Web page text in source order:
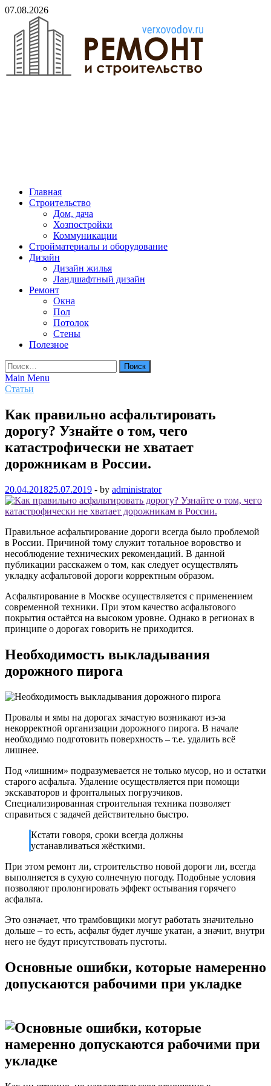
Skip
content
07.08.2026
Главная
Строительство
Дом, дача
Хозпостройки
Коммуникации
Стройматериалы и оборудование
Дизайн
Дизайн жилья
Ландшафтный дизайн
Ремонт
Окна
Пол
Потолок
Стены
Полезное
Найти:
Main Menu
Статьи
Как правильно асфальтировать
дорогу? Узнайте о том, чего
катастрофически не хватает
дорожникам в России.
20.04.201825.07.2019 - by administrator
Правильное асфальтирование дороги всегда было проблемой
в России. Причиной тому служит тотальное воровство и
несоблюдение технических рекомендаций. В данной
публикации расскажем о том, как следует осуществлять
укладку асфальтовой дороги корректным образом.
Асфальтирование в Москве осуществляется с применением
современной техники. При этом качество асфальтового
покрытия остаётся на высоком уровне. Однако в регионах в
принципе о дорогах говорить не приходится.
Необходимость выкладывания
дорожного пирога
Провалы и ямы на дорогах зачастую возникают из-за
некорректной организации дорожного пирога. В начале
необходимо подготовить поверхность – т.е. удалить всё
лишнее.
Под «лишним» подразумевается не только мусор, но и остатки
старого асфальта. Удаление осуществляется при помощи
экскаваторов и фронтальных погрузчиков.
Специализированная строительная техника позволяет
справиться с задачей действительно быстро.
Кстати говоря, сроки всегда должны
устанавливаться жёсткими.
При этом ремонт ли, строительство новой дороги ли, всегда
выполняется в сухую солнечную погоду. Подобные условия
позволяют пролонгировать эффект остывания горячего
асфальта.
Это означает, что трамбовщики могут работать значительно
дольше – то есть, асфальт будет лучше укатан, а значит, внутри
него не будут присутствовать пустоты.
Основные ошибки, которые намеренно
допускаются рабочими при укладке